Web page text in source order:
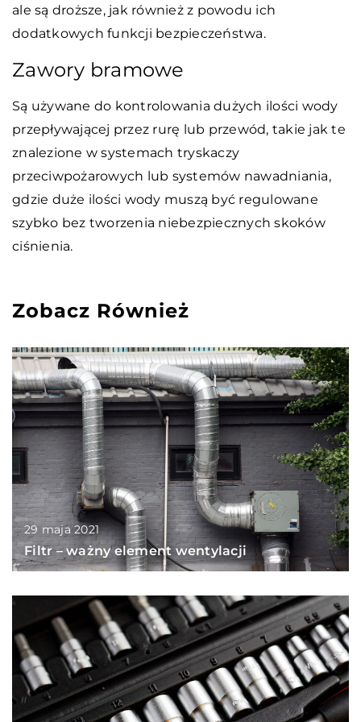
ale są droższe, jak również z powodu ich
dodatkowych funkcji bezpieczeństwa.
Zawory bramowe
Są używane do kontrolowania dużych ilości wody
przepływającej przez rurę lub przewód, takie jak te
znalezione w systemach tryskaczy
przeciwpożarowych lub systemów nawadniania,
gdzie duże ilości wody muszą być regulowane
szybko bez tworzenia niebezpiecznych skoków
ciśnienia.
Zobacz Również
29 maja 2021
Filtr – ważny element wentylacji